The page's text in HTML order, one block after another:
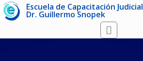
Escuela de Capacitación Judicial
Dr. Guillermo Snopek